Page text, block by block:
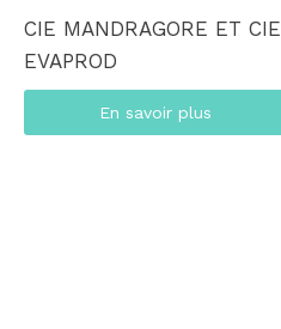
CIE MANDRAGORE ET CIE
EVAPROD
En savoir plus